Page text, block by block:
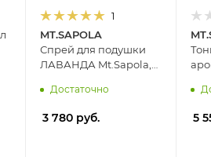
1
MT.SAPOLA
Спрей для подушки
ЛАВАНДА Mt.Sapola,
Достаточно
3 780 руб. 5